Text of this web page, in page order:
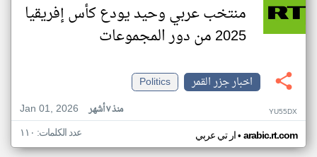
منتخب عربي وحيد يودع كأس إفريقيا
2025 من دور المجموعات
اخبار جزر القمر
Politics
Jan 01, 2026
منذ ٧ أشهر YU55DX
ار تي عربي• arabic.rt.com عدد الكلمات: ١١٠